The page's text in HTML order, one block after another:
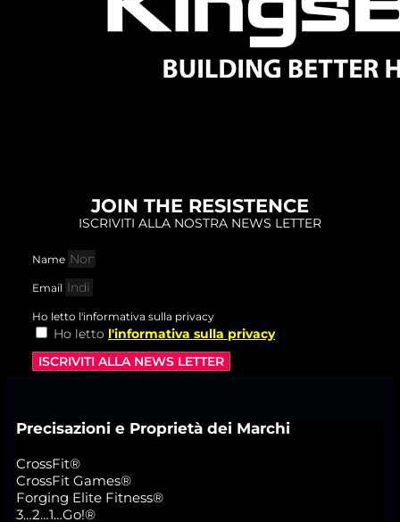
JOIN THE RESISTENCE
ISCRIVITI ALLA NOSTRA NEWS LETTER
Name
Email
Ho letto l'informativa sulla privacy
Ho letto l'informativa sulla privacy
ISCRIVITI ALLA NEWS LETTER
Precisazioni e Proprietà dei Marchi
CrossFit®
CrossFit Games®
Forging Elite Fitness®
3…2…1…Go!®